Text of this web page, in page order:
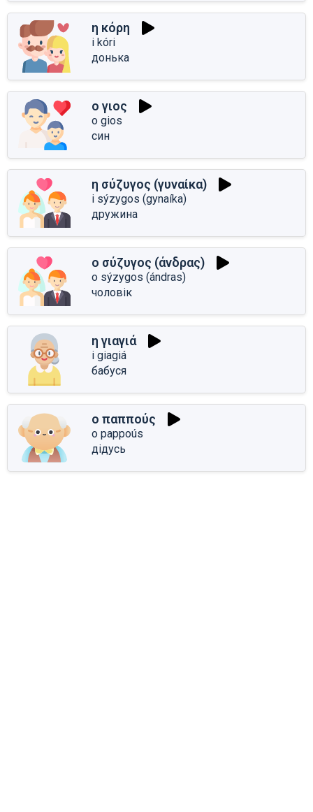
η κόρη
i kóri
донька
ο γιος
o gios
син
η σύζυγος (γυναίκα)
i sýzygos (gynaíka)
дружина
ο σύζυγος (άνδρας)
o sýzygos (ándras)
чоловік
η γιαγιά
i giagiá
бабуся
ο παππούς
o pappoús
дідусь